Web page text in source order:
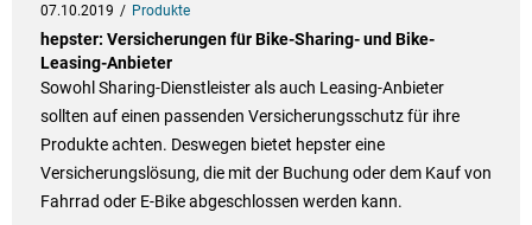
07.10.2019 Produkte
hepster: Versicherungen für Bike-Sharing- und Bike-
Leasing-Anbieter
Sowohl Sharing-Dienstleister als auch Leasing-Anbieter
sollten auf einen passenden Versicherungsschutz für ihre
Produkte achten. Deswegen bietet hepster eine
Versicherungslösung, die mit der Buchung oder dem Kauf von
Fahrrad oder E-Bike abgeschlossen werden kann.